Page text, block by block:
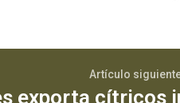
Artículo
exporta cítricos